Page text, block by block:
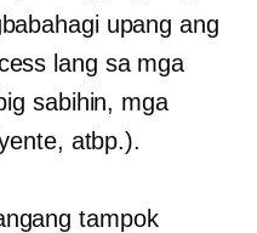
upang ang
lang sa mga
sabihin, mga
atbp.).
tampok